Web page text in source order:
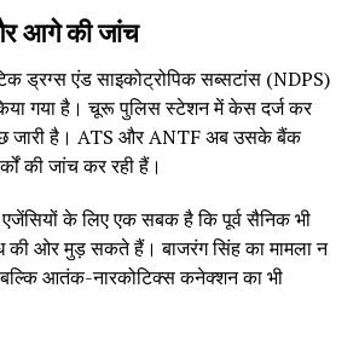
आगे की जांच
ड्रग्स एंड साइकोट्रोपिक सब्सटांस (NDPS)
गया है। चूरू पुलिस स्टेशन में केस दर्ज कर
जारी है। ATS और ANTF अब उसके बैंक
की जांच कर रही हैं।
के लिए एक सबक है कि पूर्व सैनिक भी
की ओर मुड़ सकते हैं। बाजरंग सिंह का मामला न
आतंक-नारकोटिक्स कनेक्शन का भी